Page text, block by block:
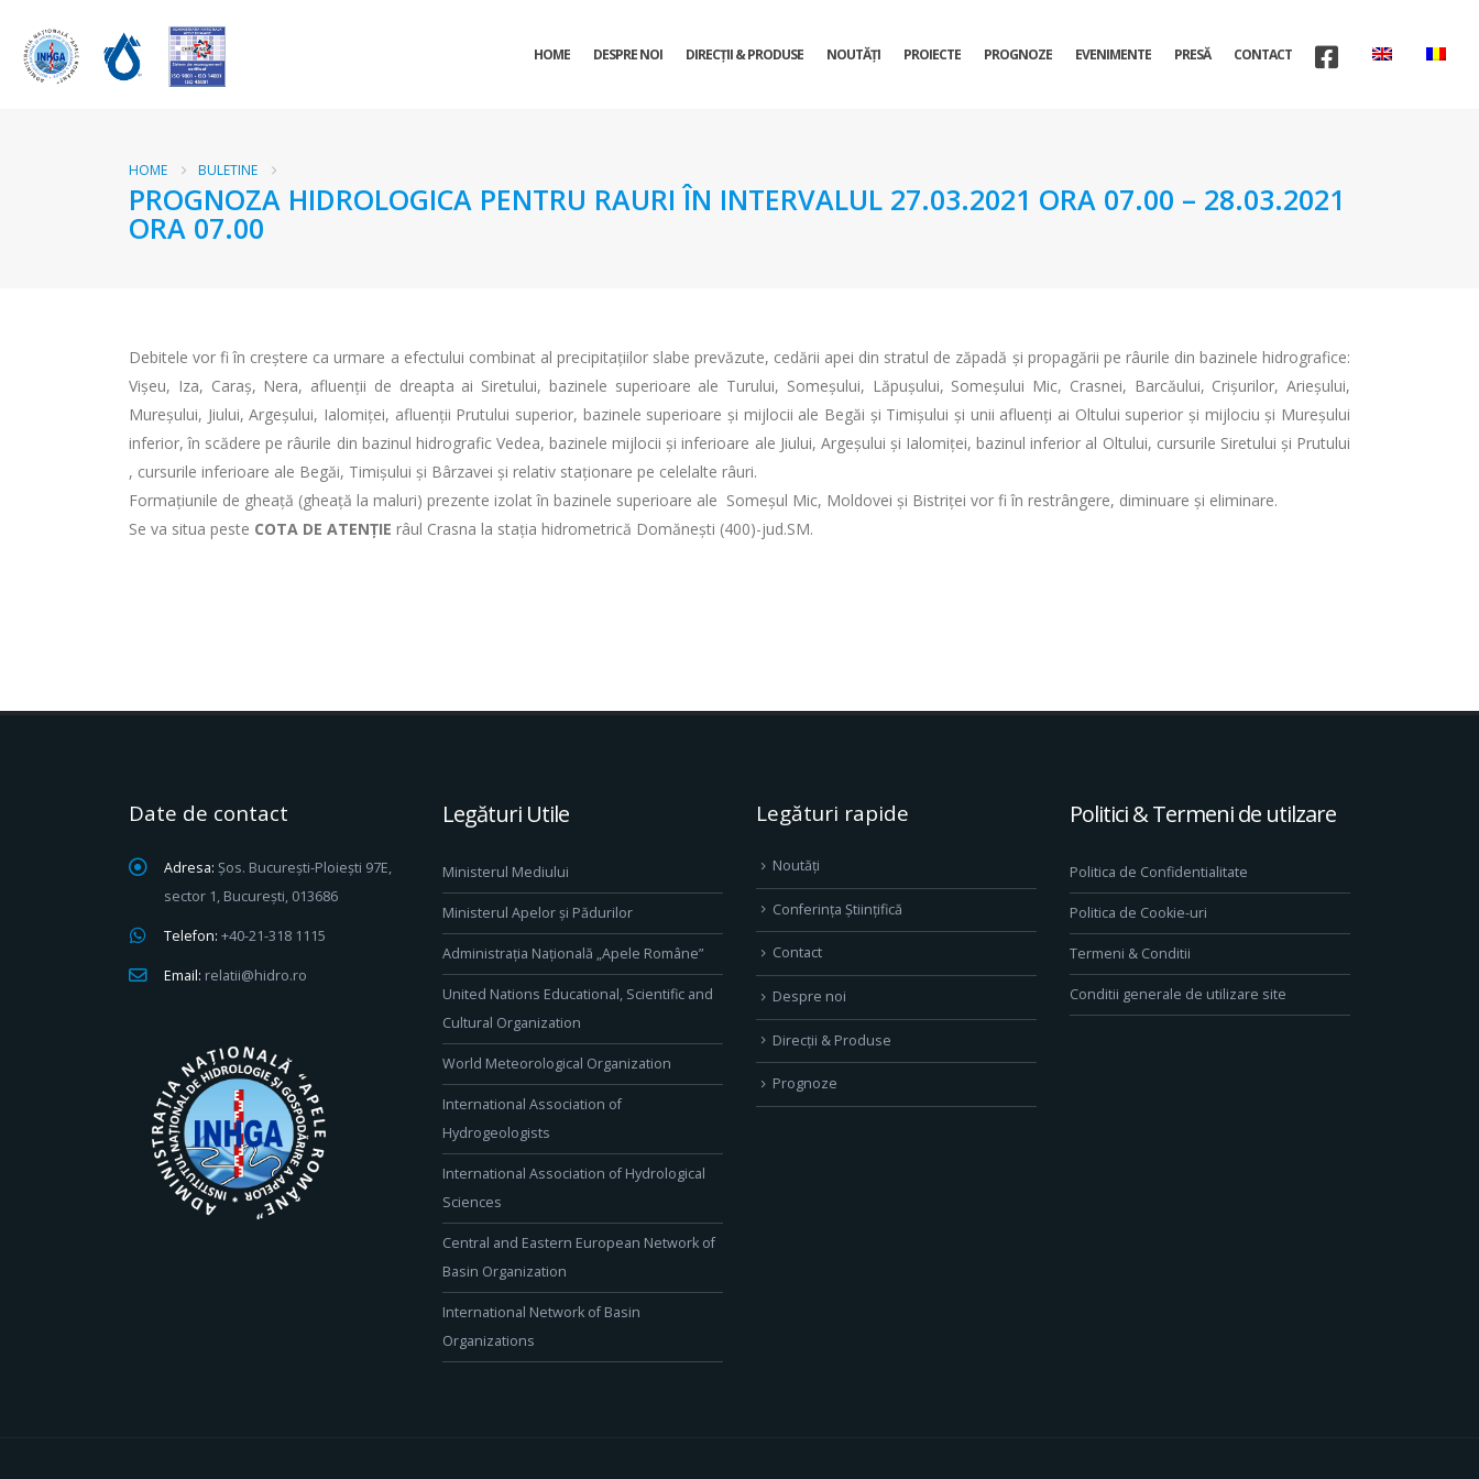
HOME DESPRE NOI DIRECŢII & PRODUSE NOUTĂȚI PROIECTE PROGNOZE EVENIMENTE PRESĂ CONTACT
HOME BULETINE
PROGNOZA HIDROLOGICA PENTRU RAURI ÎN INTERVALUL 27.03.2021 ORA 07.00 – 28.03.2021
ORA 07.00
Debitele vor fi în creștere ca urmare a efectului combinat al precipitațiilor slabe prevăzute, cedării apei din stratul de zăpadă și propagării pe râurile din bazinele hidrografice:
Vișeu, Iza, Caraș, Nera, afluenții de dreapta ai Siretului, bazinele superioare ale Turului, Someșului, Lăpușului, Someșului Mic, Crasnei, Barcăului, Crișurilor, Arieșului,
Mureșului, Jiului, Argeșului, Ialomiței, afluenții Prutului superior, bazinele superioare și mijlocii ale Begăi și Timișului și unii afluenți ai Oltului superior și mijlociu și Mureșului
inferior, în scădere pe râurile din bazinul hidrografic Vedea, bazinele mijlocii și inferioare ale Jiului, Argeșului și Ialomiței, bazinul inferior al Oltului, cursurile Siretului și Prutului
, cursurile inferioare ale Begăi, Timișului și Bârzavei și relativ staționare pe celelalte râuri.
Formaţiunile de gheaţă (gheață la maluri) prezente izolat în bazinele superioare ale Someşul Mic, Moldovei şi Bistriței vor fi în restrângere, diminuare și eliminare.
Se va situa peste COTA DE ATENȚIE râul Crasna la stația hidrometrică Domănești (400)-jud.SM.
Date de contact
Adresa: Șos. București-Ploiești 97E,
sector 1, București, 013686
Telefon: +40-21-318 1115
Email: relatii@hidro.ro
Legături Utile
Ministerul Mediului
Ministerul Apelor și Pădurilor
Administrația Națională „Apele Române”
United Nations Educational, Scientific and
Cultural Organization
World Meteorological Organization
International Association of
Hydrogeologists
International Association of Hydrological
Sciences
Central and Eastern European Network of
Basin Organization
International Network of Basin
Organizations
Legături rapide
Noutăți
Conferința Științifică
Contact
Despre noi
Direcţii & Produse
Prognoze
Politici & Termeni de utilzare
Politica de Confidentialitate
Politica de Cookie-uri
Termeni & Conditii
Conditii generale de utilizare site